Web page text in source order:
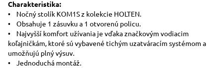
Charakteristika:
• Nočný stolík KOM1S z kolekcie HOLTEN.
• Obsahuje 1 zásuvku a 1 otvorenú policu.
• Najvyšší komfort užívania je vďaka značkovým vodiacim
koľajničkám, ktoré sú vybavené tichým uzatváracím systémom a
umožňujú plný výsuv.
• Jednoduchá montáž.